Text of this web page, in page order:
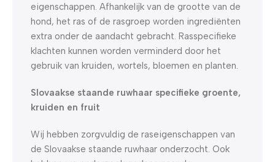
eigenschappen. Afhankelijk van de grootte van de
hond, het ras of de rasgroep worden ingrediënten
extra onder de aandacht gebracht. Rasspecifieke
klachten kunnen worden verminderd door het
gebruik van kruiden, wortels, bloemen en planten.
Slovaakse staande ruwhaar specifieke groente,
kruiden en fruit
Wij hebben zorgvuldig de raseigenschappen van
de Slovaakse staande ruwhaar onderzocht. Ook